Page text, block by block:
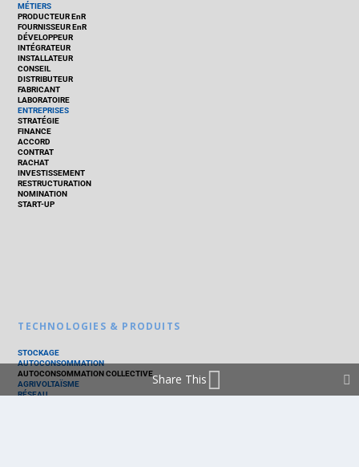
MÉTIERS
PRODUCTEUR EnR
FOURNISSEUR EnR
DÉVELOPPEUR
INTÉGRATEUR
INSTALLATEUR
CONSEIL
DISTRIBUTEUR
FABRICANT
LABORATOIRE
ENTREPRISES
STRATÉGIE
FINANCE
ACCORD
CONTRAT
RACHAT
INVESTISSEMENT
RESTRUCTURATION
NOMINATION
START-UP
TECHNOLOGIES & PRODUITS
STOCKAGE
AUTOCONSOMMATION
AUTOCONSOMMATION COLLECTIVE
AGRIVOLTAÏSME
RÉSEAU
Share This